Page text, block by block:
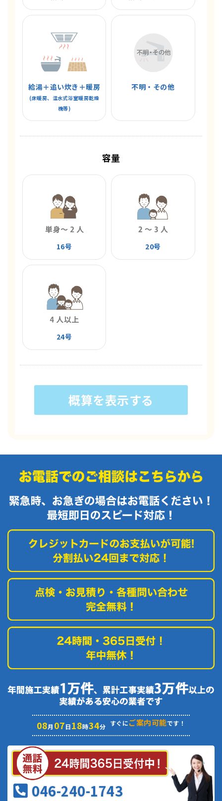
給湯＋追い炊き＋暖房
(床暖房、温水式浴室暖房乾燥
機等)
不明・その他
容量
16号 20号
24号
概算を表示する
08月 07日18時34分 すぐにご案内可能です！
046-240-1743